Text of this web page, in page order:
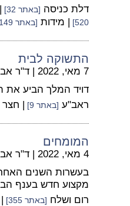
דלת כניסה [באתר 32]
520] | מידות [באתר 149]
התשוקה לבית
7 מאי, 2022 | ד"ר
דויד המלך הביע את
ראב"ע [באתר 9] | חצר
המומחים
4 מאי, 2022 | ד"ר
בעשרות השנים
מקצוע חדש בענף
רום ושלח [באתר 355]